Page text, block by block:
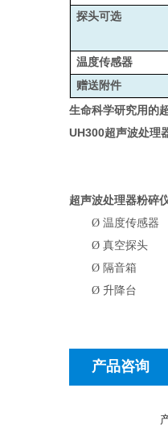
探头可选
温度传感器
赠送附件
生命科学研究用的
UH300超声波处理
超声波处理器粉碎
Ø 温度传感器
Ø 真空探头
Ø 隔音箱
Ø 升降台
产品咨询